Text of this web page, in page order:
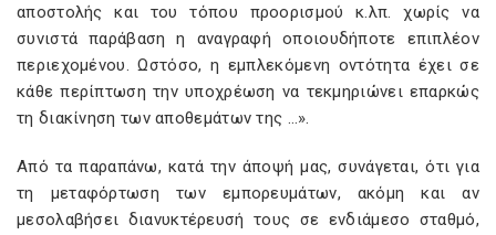
αποστολής και του τόπου προορισμού κ.λπ. χωρίς να
συνιστά παράβαση η αναγραφή οποιουδήποτε επιπλέον
περιεχομένου. Ωστόσο, η εμπλεκόμενη οντότητα έχει σε
κάθε περίπτωση την υποχρέωση να τεκμηριώνει επαρκώς
τη διακίνηση των αποθεμάτων της …».
Από τα παραπάνω, κατά την άποψή μας, συνάγεται, ότι για
τη μεταφόρτωση των εμπορευμάτων, ακόμη και αν
μεσολαβήσει διανυκτέρευσή τους σε ενδιάμεσο σταθμό,